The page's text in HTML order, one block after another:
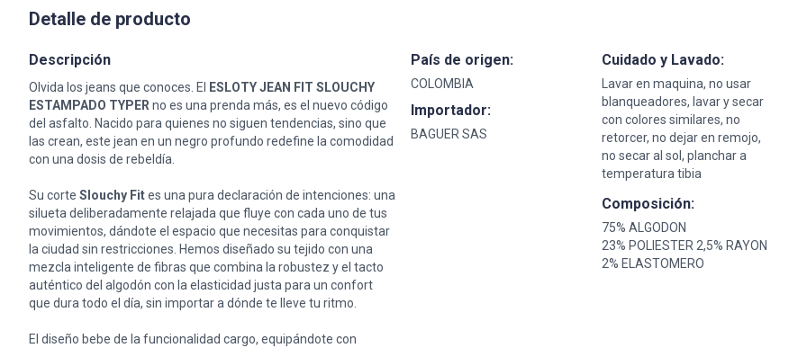
Detalle de producto
Descripción
Olvida los jeans que conoces. El
ESLOTY JEAN FIT SLOUCHY
ESTAMPADO TYPER no es una prenda más, es el nuevo código
del asfalto. Nacido para quienes no siguen tendencias, sino que
las crean, este jean en un negro profundo redefine la comodidad
con una dosis de rebeldía.
Su corte Slouchy Fites una pura declaración de intenciones: una
silueta deliberadamente relajada que fluye con cada uno de tus
movimientos, dándote el espacio que necesitas para conquistar
la ciudad sin restricciones. Hemos diseñado su tejido con una
mezcla inteligente de fibras que combina la robustez y el tacto
auténtico del algodón con la elasticidad justa para un confort
que dura todo el día, sin importar a dónde te lleve tu ritmo.
El diseño bebe de la funcionalidad cargo, equipándote con
País de origen:
COLOMBIA
Importador:
BAGUER SAS
Cuidado y Lavado:
Lavar en maquina, no usar
blanqueadores, lavar y secar
con colores similares, no
retorcer, no dejar en remojo,
no secar al sol, planchar a
temperatura tibia
Composición:
75% ALGODON
23% POLIESTER 2,5% RAYON
2% ELASTOMERO